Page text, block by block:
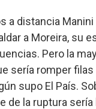
a distancia
a Moreira, su
Pero la
sería romper
supo El País.
de la ruptura